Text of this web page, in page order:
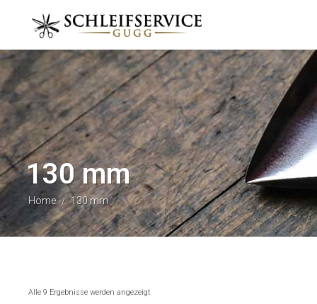
130 mm
Home / 130 mm
Alle 9 Ergebnisse werden angezeigt